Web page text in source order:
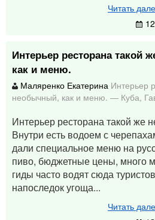
Читать
Интерьер ресторана такой
как и меню.
Маляренко Екатерина Интерьер
необычный, как и меню. — Куба,
Интерьер ресторана такой же
Внутри есть водоем с
дали специальное меню на
пиво, бюджетные цены, много
гиды часто водят сюда
напоследок угоща...
Читать